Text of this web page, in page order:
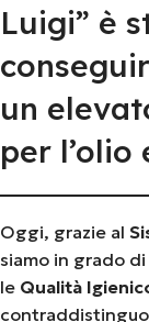
Luigi” è
un
per
Oggi, grazie al
siamo in grado
le Qualità